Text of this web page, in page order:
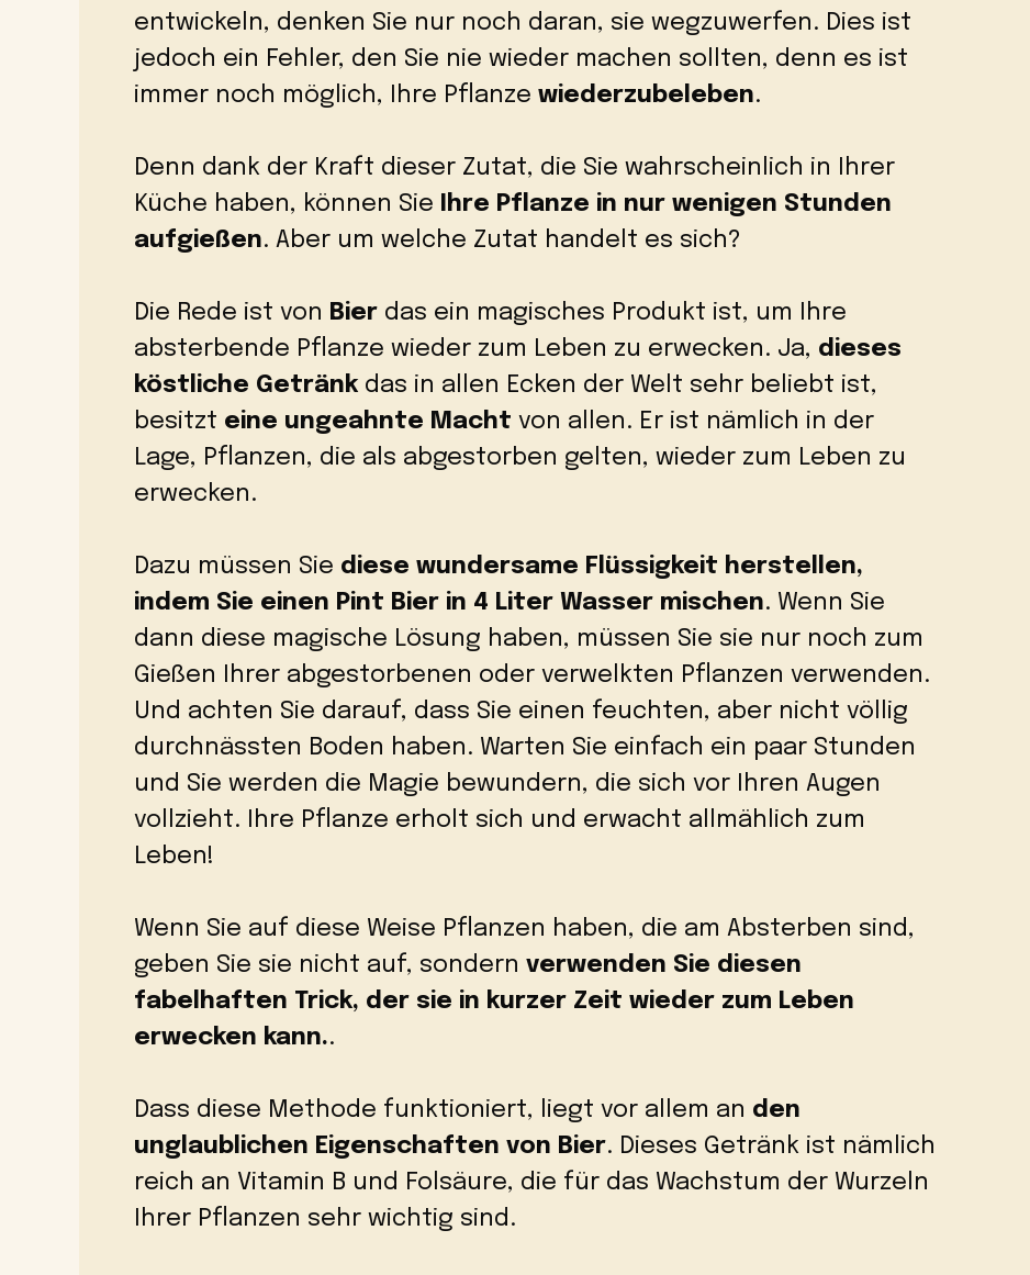
entwickeln, denken Sie nur noch daran, sie wegzuwerfen. Dies ist
jedoch ein Fehler, den Sie nie wieder machen sollten, denn es ist
immer noch möglich, Ihre Pflanze wiederzubeleben.
Denn dank der Kraft dieser Zutat, die Sie wahrscheinlich in Ihrer
Küche haben, können Sie
Ihre Pflanze in nur wenigen Stunden
aufgießen. Aber um welche Zutat handelt es sich?
Die Rede ist von Bier das ein magisches Produkt ist, um Ihre
absterbende Pflanze wieder zum Leben zu erwecken. Ja, dieses
köstliche Getränk das in allen Ecken der Welt sehr beliebt ist,
besitzt eine ungeahnte Macht von allen. Er ist nämlich in der
Lage, Pflanzen, die als abgestorben gelten, wieder zum Leben zu
erwecken.
Dazu müssen Sie diese wundersame Flüssigkeit herstellen,
indem Sie einen Pint Bier in 4 Liter Wasser mischen. Wenn Sie
dann diese magische Lösung haben, müssen Sie sie nur noch zum
Gießen Ihrer abgestorbenen oder verwelkten Pflanzen verwenden.
Und achten Sie darauf, dass Sie einen feuchten, aber nicht völlig
durchnässten Boden haben. Warten Sie einfach ein paar Stunden
und Sie werden die Magie bewundern, die sich vor Ihren Augen
vollzieht. Ihre Pflanze erholt sich und erwacht allmählich zum
Leben!
Wenn Sie auf diese Weise Pflanzen haben, die am Absterben sind,
geben Sie sie nicht auf, sondern verwenden Sie diesen
fabelhaften Trick, der sie in kurzer Zeit wieder zum Leben
erwecken kann..
Dass diese Methode funktioniert, liegt vor allem an den
unglaublichen Eigenschaften von Bier. Dieses Getränk ist nämlich
reich an Vitamin B und Folsäure, die für das Wachstum der Wurzeln
Ihrer Pflanzen sehr wichtig sind.